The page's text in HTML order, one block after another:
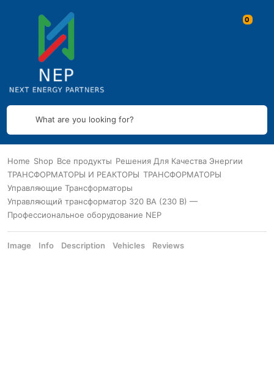
What are you looking for?
Home Shop Все продукты Решения Для Качества Энергии
ТРАНСФОРМАТОРЫ И РЕАКТОРЫ ТРАНСФОРМАТОРЫ
Управляющие Трансформаторы
Управляющий трансформатор 320 ВА (230 В) —
Профессиональное оборудование NEP
Image Info Description Vehicles Reviews